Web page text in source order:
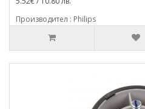
Производител : Philips